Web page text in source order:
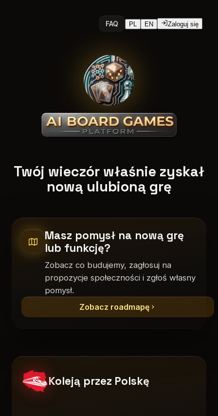
FAQ PL EN Zaloguj się
AI Board Games - planszówki
Twój wieczór właśnie zyskał
nową ulubioną grę
Masz pomysł na nową grę
lub funkcję?
Zobacz co budujemy, zagłosuj na
propozycje społeczności i zgłoś własny
pomysł.
Zobacz roadmapę
Koleją przez Polskę